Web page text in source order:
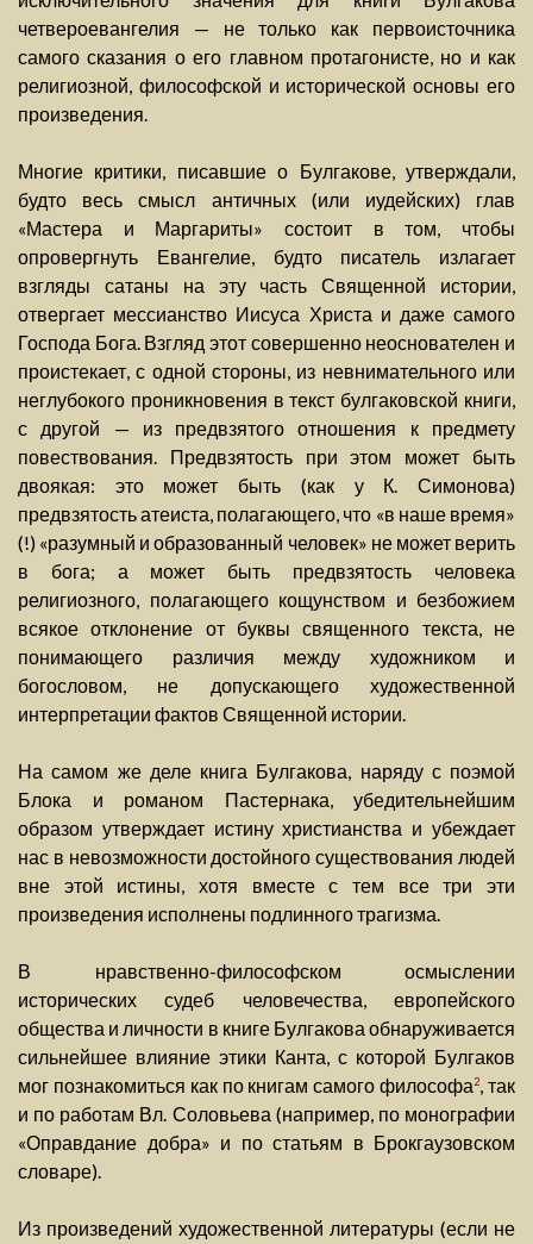
четвероевангелия — не только как первоисточника
самого сказания о его главном протагонисте, но и как
религиозной, философской и исторической основы его
произведения.
Многие критики, писавшие о Булгакове, утверждали,
будто весь смысл античных (или иудейских) глав
«Мастера и Маргариты» состоит в том, чтобы
опровергнуть Евангелие, будто писатель излагает
взгляды сатаны на эту часть Священной истории,
отвергает мессианство Иисуса Христа и даже самого
Господа Бога. Взгляд этот совершенно неоснователен и
проистекает, с одной стороны, из невнимательного или
неглубокого проникновения в текст булгаковской книги,
с другой — из предвзятого отношения к предмету
повествования. Предвзятость при этом может быть
двоякая: это может быть (как у К. Симонова)
предвзятость атеиста, полагающего, что «в наше время»
(!) «разумный и образованный человек» не может верить
в бога; а может быть предвзятость человека
религиозного, полагающего кощунством и безбожием
всякое отклонение от буквы священного текста, не
понимающего различия между художником и
богословом, не допускающего художественной
интерпретации фактов Священной истории.
На самом же деле книга Булгакова, наряду с поэмой
Блока и романом Пастернака, убедительнейшим
образом утверждает истину христианства и убеждает
нас в невозможности достойного существования людей
вне этой истины, хотя вместе с тем все три эти
произведения исполнены подлинного трагизма.
В нравственно-философском осмыслении
исторических судеб человечества, европейского
общества и личности в книге Булгакова обнаруживается
сильнейшее влияние этики Канта, с которой Булгаков
мог познакомиться как по книгам самого философа2, так
и по работам Вл. Соловьева (например, по монографии
«Оправдание добра» и по статьям в Брокгаузовском
словаре).
Из произведений художественной литературы (если не